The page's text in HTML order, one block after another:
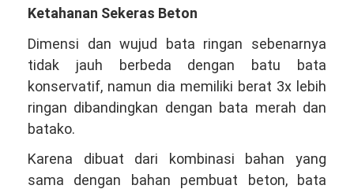
Ketahanan Sekeras Beton
Dimensi dan wujud bata ringan sebenarnya
tidak jauh berbeda dengan batu bata
konservatif, namun dia memiliki berat 3x lebih
ringan dibandingkan dengan bata merah dan
batako.
Karena dibuat dari kombinasi bahan yang
sama dengan bahan pembuat beton, bata